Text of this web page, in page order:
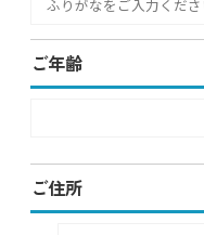
ご年齢
ご住所